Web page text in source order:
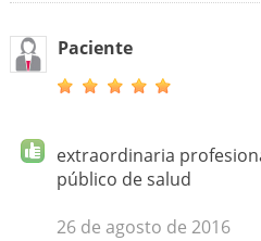
Paciente
extraordinaria
público de salud
26 de agosto de 2016